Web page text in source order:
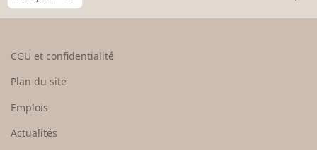
h
o
e
u
e
CGU et confidentialité
Plan du site
Emplois
Actualités